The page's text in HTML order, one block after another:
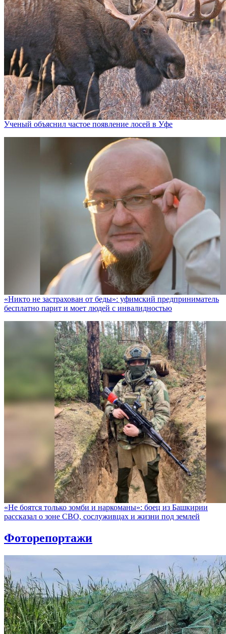
Ученый объяснил частое появление лосей в Уфе
«Никто не заcтрахован от беды»: уфимский предприниматель
бесплатно парит и моет людей с инвалидностью
«Не боятся только зомби и наркоманы»: боец из Башкирии
рассказал о зоне СВО, сослуживцах и жизни под землей
Фоторепортажи